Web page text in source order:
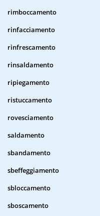
rimboccamento
rinfacciamento
rinfrescamento
rinsaldamento
ripiegamento
ristuccamento
rovesciamento
saldamento
sbandamento
sbeffeggiamento
sbloccamento
sboscamento